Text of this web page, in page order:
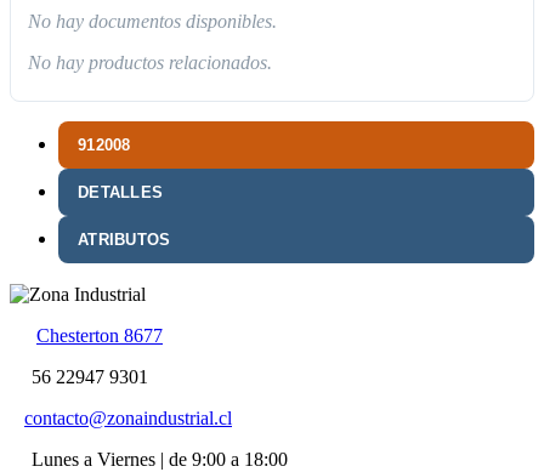
912008
DETALLES
ATRIBUTOS
No hay documentos disponibles.
No hay productos relacionados.
Chesterton 8677
56 22947 9301
contacto@zonaindustrial.cl
Lunes a Viernes | de 9:00 a 18:00